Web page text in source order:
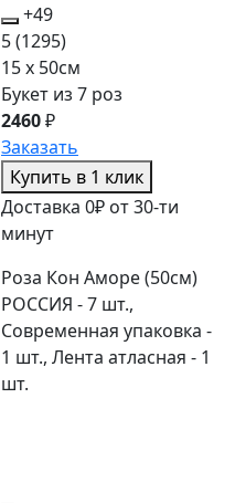
+49
5(1295)
15 x 50см
Букет из 7 роз
2460₽
Заказать
Купить в 1 клик
Доставка 0₽ от 30-ти
минут
Роза Кон Аморе (50см)
РОССИЯ - 7 шт.,
Современная упаковка -
1 шт., Лента атласная - 1
шт.